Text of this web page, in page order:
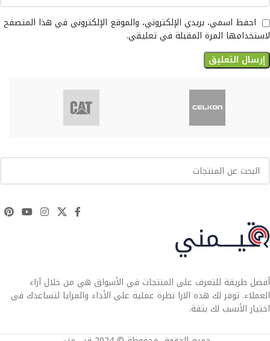
احفظ اسمي، بريدي الإلكتروني، والموقع الإلكتروني في هذا المتصفح
لاستخدامها المرة المقبلة في تعليقي.
أفضل طريقة للتعرف على المنتجات في الأسواق هي من خلال آراء
العملاء. توفر لك هذه الارا نظرة عملية على الأداء والمزايا لتساعدك في
اختيار الأنسب لك بثقة.